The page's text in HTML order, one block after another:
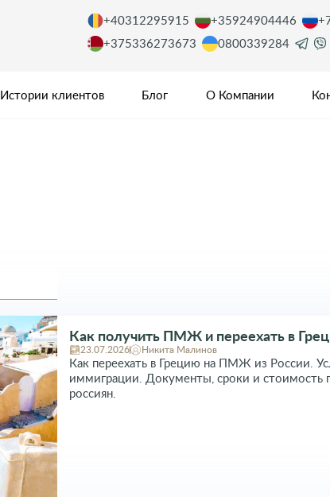
+40312295915 +35924904446
+375336273673
0800339284
Истории клиентов Блог О Компании
Как получить ПМЖ и переехать в
23.07.2026 Никита Малинов
Как переехать в Грецию на ПМЖ из России.
иммиграции. Документы, сроки и стоимость
россиян.